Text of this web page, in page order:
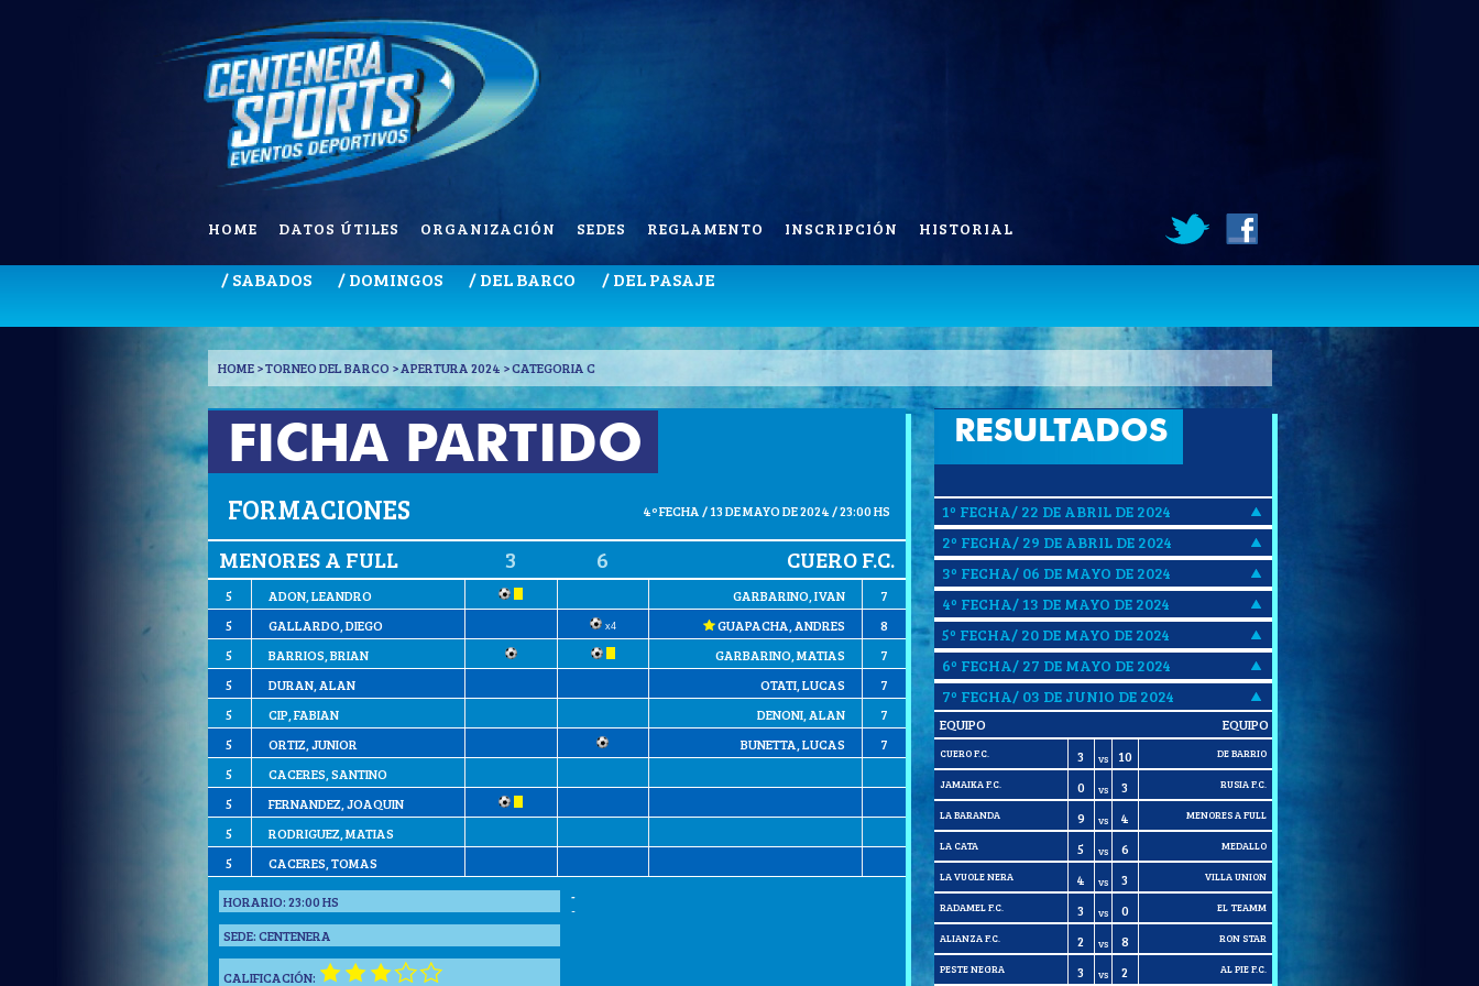
HOME DATOS ÚTILES ORGANIZACIÓN SEDES REGLAMENTO INSCRIPCIÓN HISTORIAL
/ SABADOS / DOMINGOS / DEL BARCO / DEL PASAJE
HOME> TORNEO DEL BARCO > APERTURA 2024 > CATEGORIA C
FICHA PARTIDO
FORMACIONES 4º FECHA / 13 DE MAYO DE 2024 / 23:00 HS
MENORES A FULL 3 6 CUERO F.C.
5 ADON, LEANDRO GARBARINO, IVAN
7
5
GALLARDO, DIEGO x4 GUAPACHA, ANDRES
8
5
BARRIOS, BRIAN GARBARINO, MATIAS
7
5
DURAN, ALAN OTATI, LUCAS
7
5
CIP, FABIAN DENONI, ALAN
7
5
ORTIZ, JUNIOR BUNETTA, LUCAS
7
5
CACERES, SANTINO
5
FERNANDEZ, JOAQUIN
5
RODRIGUEZ, MATIAS
5
CACERES, TOMAS
HORARIO:23:00 HS
SEDE:CENTENERA
CALIFICACIÓN:
-
-
RESULTADOS
1º FECHA/ 22 DE ABRIL DE 2024
2º FECHA/ 29 DE ABRIL DE 2024
3º FECHA/ 06 DE MAYO DE 2024
4º FECHA/ 13 DE MAYO DE 2024
5º FECHA/ 20 DE MAYO DE 2024
6º FECHA/ 27 DE MAYO DE 2024
7º FECHA/ 03 DE JUNIO DE 2024
EQUIPO EQUIPO
CUERO F.C. 3 VS 10 DE BARRIO
JAMAIKA F.C. 0 VS 3 RUSIA F.C.
LA BARANDA 9 VS 4 MENORES A FULL
LA CATA 5 VS 6 MEDALLO
LA VUOLE NERA 4 VS 3 VILLA UNION
RADAMEL F.C. 3 VS 0 EL TEAMM
ALIANZA F.C. 2 VS 8 RON STAR
PESTE NEGRA 3 VS 2 AL PIE F.C.